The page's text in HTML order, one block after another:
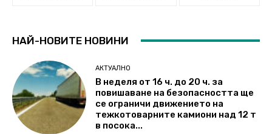
НАЙ-НОВИТЕ НОВИНИ
АКТУАЛНО
В неделя от 16 ч. до 20 ч. за
повишаване на безопасността ще
се ограничи движението на
тежкотоварните камиони над 12 т
в посока...